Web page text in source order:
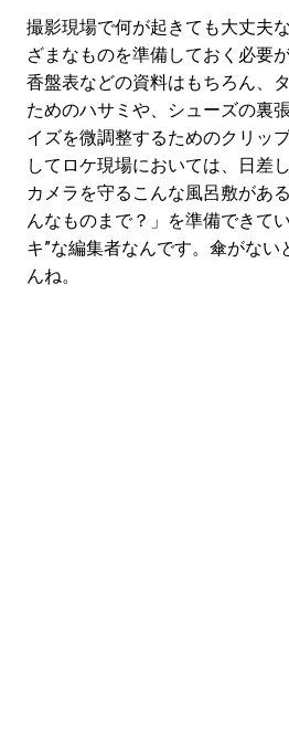
撮影現場で何が起きても大丈夫
ざまなものを準備しておく必要
香盤表などの資料はもちろん、
ためのハサミや、シューズの裏
イズを微調整するためのクリッ
してロケ現場においては、日差
カメラを守るこんな風呂敷があ
んなものまで？」を準備できて
キ”な編集者なんです。傘がない
んね。